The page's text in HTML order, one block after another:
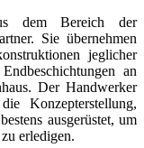
dem Bereich der
Sie übernehmen
jeglicher
an
Der Handwerker
Konzepterstellung,
ausgerüstet, um
erledigen.